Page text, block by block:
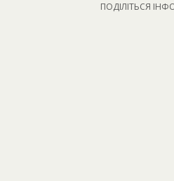
ПОДІЛІТЬСЯ